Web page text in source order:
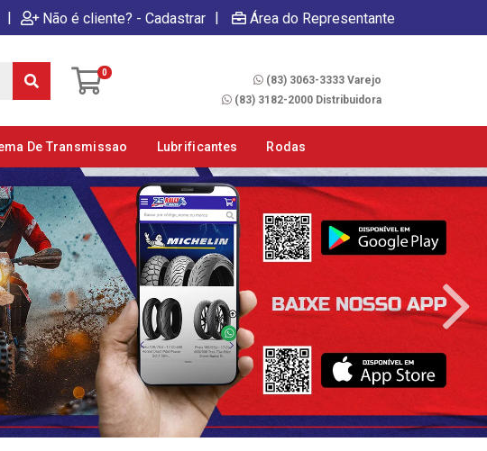
| Não é cliente? - Cadastrar | Área do Representante
0
(83) 3063-3333 Varejo
(83) 3182-2000 Distribuidora
De Transmissao Lubrificantes Rodas